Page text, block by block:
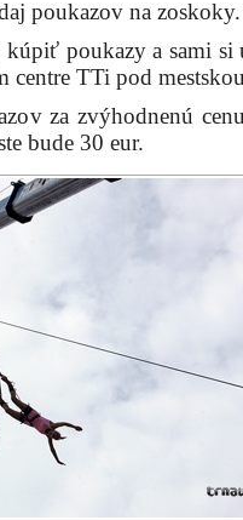
poukazov na zoskoky.
poukazy a sami si
TTi pod
za zvýhodnenú
bude 30 eur.